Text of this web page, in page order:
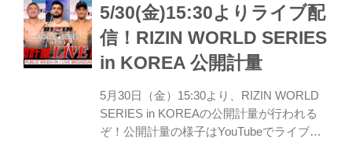
5/30(金)15:30よりライブ配
信！RIZIN WORLD SERIES
in KOREA 公開計量
5月30日（金）15:30より、RIZIN WORLD
SERIES in KOREAの公開計量が行われる
ぞ！公開計量の様子はYouTubeでライブ配